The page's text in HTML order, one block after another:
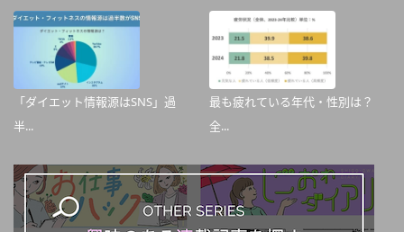
「ダイエット情報源はSNS」過
半...
最も疲れている年代・性別は？
全...